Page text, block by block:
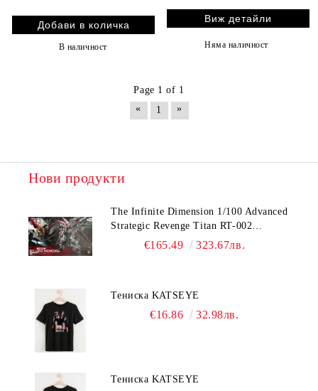
В наличност
Виж детайли
Няма наличност
Page 1 of 1
«
1 »
Нови продукти
The Infinite Dimension 1/100 Advanced
Strategic Revenge Titan RT-002
Nemesis€165.49 323.67лв.
Тениска KATSEYE
€16.86 32.98лв.
Тениска KATSEYE